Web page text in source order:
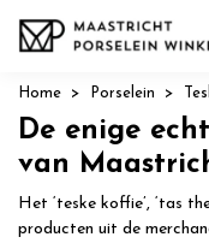
Home Porselein
De enige
van
Het ‘teske koffie’, ‘tas
producten uit de